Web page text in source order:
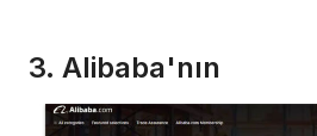
3. Alibaba'nın